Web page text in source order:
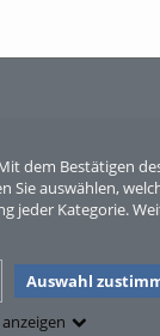
dem Bestätigen
auswählen,
jeder Kategorie.
Auswahl